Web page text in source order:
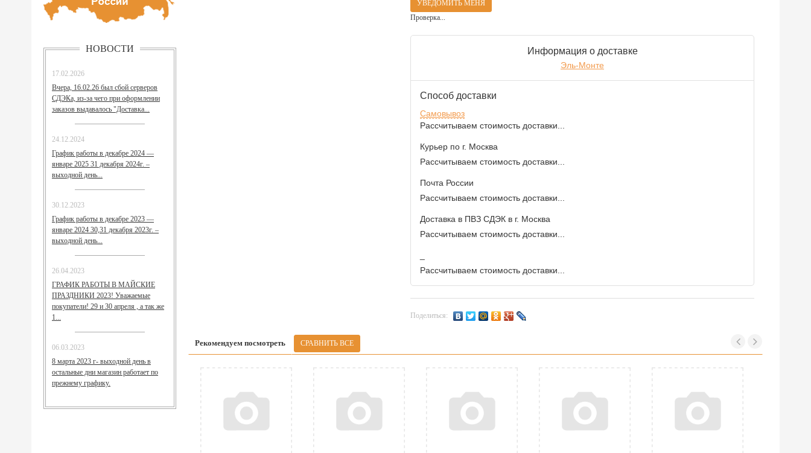
НОВОСТИ
17.02.2026
Вчера, 16.02.26 был сбой серверов
СДЭКа, из-за чего при оформлении
заказов выдавалось "Доставка...
24.12.2024
График работы в декабре 2024 —
январе 2025 31 декабря 2024г. –
выходной день...
30.12.2023
График работы в декабре 2023 —
январе 2024 30,31 декабря 2023г. –
выходной день...
26.04.2023
ГРАФИК РАБОТЫ В МАЙСКИЕ
ПРАЗДНИКИ 2023! Уважаемые
покупатели! 29 и 30 апреля , а так же
1...
06.03.2023
8 марта 2023 г- выходной день в
остальные дни магазин работает по
прежнему графику.
Проверка...
Информация о доставке
Эль-Монте
Способ доставки
Самовывоз
Рассчитываем стоимость доставки...
Курьер по г. Москва
Рассчитываем стоимость доставки...
Почта России
Рассчитываем стоимость доставки...
Доставка в ПВЗ СДЭК в г. Москва
Рассчитываем стоимость доставки...
Рассчитываем стоимость доставки...
Поделиться:
Рекомендуем посмотреть